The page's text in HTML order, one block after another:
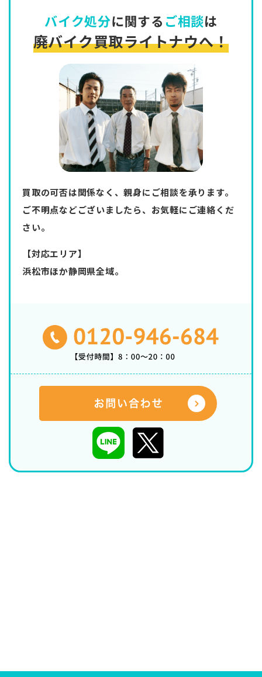
バイク処分に関する ご相談は
廃バイク買取ライトナウへ！
買取の可否は関係なく、親身にご相談を承ります。
ご不明点などございましたら、お気軽にご連絡くだ
さい。
【対応エリア】
浜松市ほか静岡県全域。